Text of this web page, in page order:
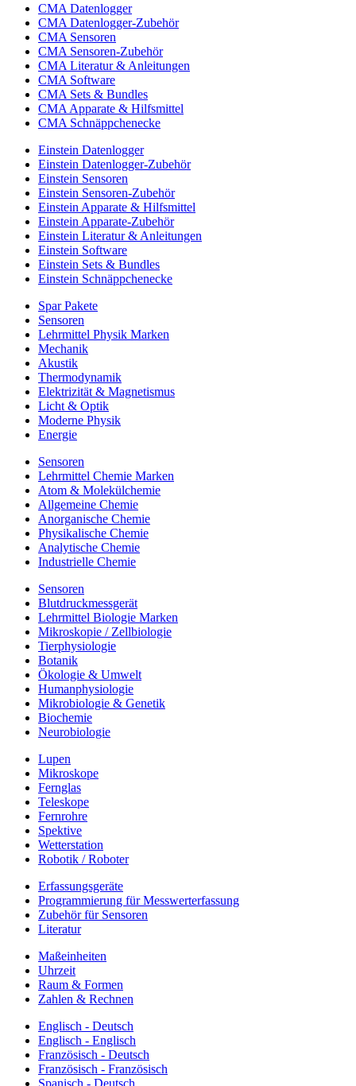
CMA Datenlogger
CMA Datenlogger-Zubehör
CMA Sensoren
CMA Sensoren-Zubehör
CMA Literatur & Anleitungen
CMA Software
CMA Sets & Bundles
CMA Apparate & Hilfsmittel
CMA Schnäppchenecke
Einstein Datenlogger
Einstein Datenlogger-Zubehör
Einstein Sensoren
Einstein Sensoren-Zubehör
Einstein Apparate & Hilfsmittel
Einstein Apparate-Zubehör
Einstein Literatur & Anleitungen
Einstein Software
Einstein Sets & Bundles
Einstein Schnäppchenecke
Spar Pakete
Sensoren
Lehrmittel Physik Marken
Mechanik
Akustik
Thermodynamik
Elektrizität & Magnetismus
Licht & Optik
Moderne Physik
Energie
Sensoren
Lehrmittel Chemie Marken
Atom & Molekülchemie
Allgemeine Chemie
Anorganische Chemie
Physikalische Chemie
Analytische Chemie
Industrielle Chemie
Sensoren
Blutdruckmessgerät
Lehrmittel Biologie Marken
Mikroskopie / Zellbiologie
Tierphysiologie
Botanik
Ökologie & Umwelt
Humanphysiologie
Mikrobiologie & Genetik
Biochemie
Neurobiologie
Lupen
Mikroskope
Fernglas
Teleskope
Fernrohre
Spektive
Wetterstation
Robotik / Roboter
Erfassungsgeräte
Programmierung für Messwerterfassung
Zubehör für Sensoren
Literatur
Maßeinheiten
Uhrzeit
Raum & Formen
Zahlen & Rechnen
Englisch - Deutsch
Englisch - Englisch
Französisch - Deutsch
Französisch - Französisch
Spanisch - Deutsch